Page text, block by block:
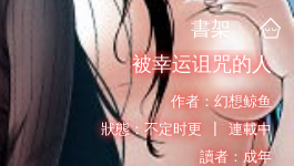
書架
被幸运诅咒的人
作者： 幻想鲸鱼
狀態： 不定时更 | 連載中
讀者： 成年